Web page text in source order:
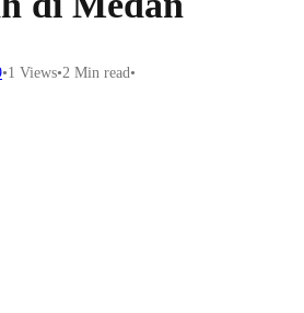
•1 Views•2 Min read•